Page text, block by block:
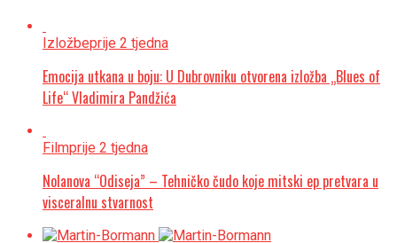
Izložbeprije 2 tjedna
Emocija utkana u boju: U Dubrovniku otvorena izložba „Blues of
Life“ Vladimira Pandžića
Filmprije 2 tjedna
Nolanova “Odiseja” – Tehničko čudo koje mitski ep pretvara u
visceralnu stvarnost